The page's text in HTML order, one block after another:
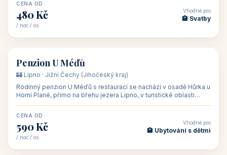
CENA OD
480 Kč
/ noc / os.
Vhodné pro
🏨 Svatby
🏡 penzion
Penzion U Méďů
🏰 Lipno · Jižní Čechy (Jihočeský kraj)
Rodinný penzion U Méďů s restaurací se nachází v osadě Hůrka u
Horní Plané, přímo na břehu jezera Lipno, v turistické oblasti
CENA OD
590 Kč
/ noc / os.
Vhodné pro
🏨 Ubytování s dětmi